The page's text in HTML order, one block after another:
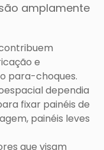
amplamente
e
para-choques.
dependia
fixar painéis de
painéis leves
que visam